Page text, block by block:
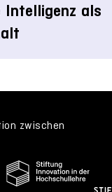
Intelligenz als
zwischen